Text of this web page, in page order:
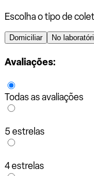
Escolha o tipo de
Domiciliar No
Avaliações:
Todas as avaliações
5 estrelas
4 estrelas